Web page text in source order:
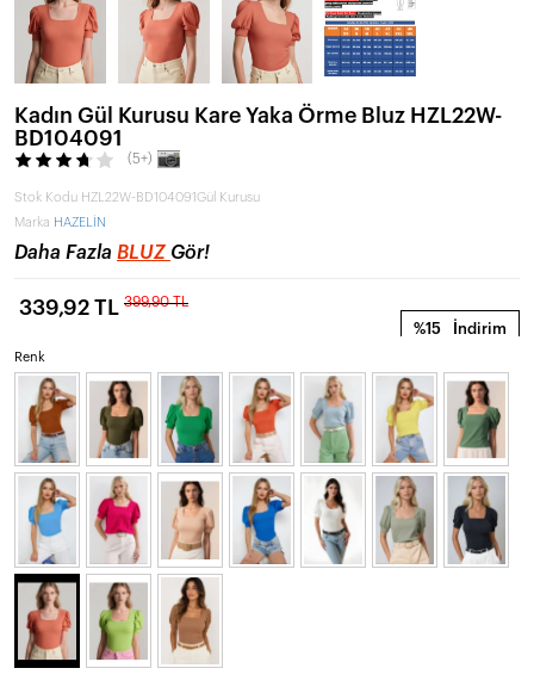
Kadın Gül Kurusu Kare Yaka Örme Bluz HZL22W-
BD104091
(5+)
Stok Kodu HZL22W-BD104091Gül Kurusu
Marka HAZELİN
Daha Fazla BLUZ Gör!
%15 İndirim
339,92 TL 399,90 TL
Renk